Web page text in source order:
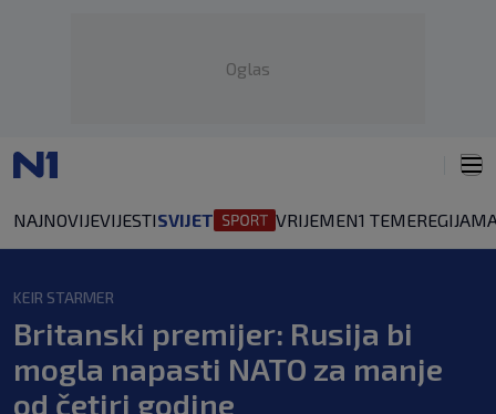
Oglas
NAJNOVIJEVIJESTISVIJET VRIJEMEN1 TEMEREGIJA
KEIR STARMER
Britanski premijer: Rusija bi
mogla napasti NATO za manje
od četiri godine